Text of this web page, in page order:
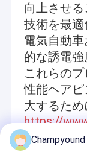
ヘアピン巻き
塗料を剥が
スタータル
スターターの
ステータス回
向上させ
技術を最
電気自動
的な誘電強
これらの
性能ヘア
大するため
https://
Champyound